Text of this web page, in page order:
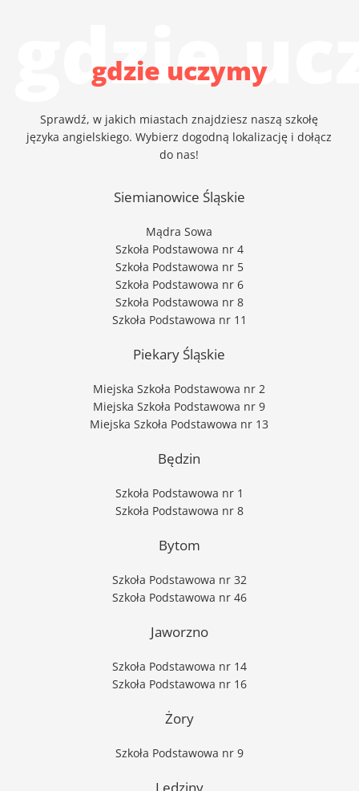
gdzie
gdzie uczymy
Sprawdź, w jakich miastach znajdziesz naszą szkołę
języka angielskiego. Wybierz dogodną lokalizację i dołącz
do nas!
Siemianowice Śląskie
Mądra Sowa
Szkoła Podstawowa nr 4
Szkoła Podstawowa nr 5
Szkoła Podstawowa nr 6
Szkoła Podstawowa nr 8
Szkoła Podstawowa nr 11
Piekary Śląskie
Miejska Szkoła Podstawowa nr 2
Miejska Szkoła Podstawowa nr 9
Miejska Szkoła Podstawowa nr 13
Będzin
Szkoła Podstawowa nr 1
Szkoła Podstawowa nr 8
Bytom
Szkoła Podstawowa nr 32
Szkoła Podstawowa nr 46
Jaworzno
Szkoła Podstawowa nr 14
Szkoła Podstawowa nr 16
Żory
Szkoła Podstawowa nr 9